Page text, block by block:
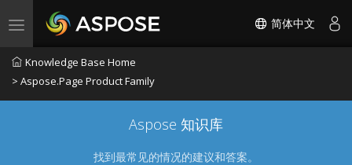
Toggle navigation 简体中文
Knowledge Base Home
> Aspose.Page Product Family
Aspose 知识库
找到最常见的情况的建议和答案。